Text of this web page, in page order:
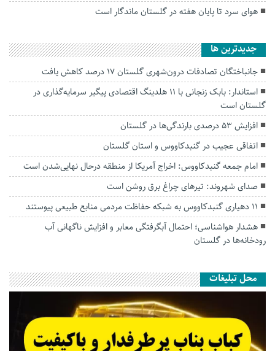
هوای سرد تا پایان هفته در گلستان ماندگار است
جديدترين ها
جانباختگان تصادفات درون‌شهری گلستان ۱۷ درصد کاهش یافت
استاندار: بابک زنجانی با ۱۱ هلدینگ اقتصادی پیگیر سرمایه‌گذاری در
گلستان است
افزایش ۵۳ درصدی بارندگی‌ها در گلستان
اتفاقی عجیب در‌ گنبدکاووس و استان گلستان
امام جمعه گنبدکاووس: اخراج آمریکا از منطقه درحال نهایی‌شدن است
صدای شهروند: تیرهای چراغ برق روشن است
۱۱ دهیاری گنبدکاووس به شبکه حفاظت مردمی منابع طبیعی پیوستند
هشدار هواشناسی؛ احتمال آبگرفتگی معابر و افزایش ناگهانی آب
رودخانه‌ها در گلستان
محل تبلیغات